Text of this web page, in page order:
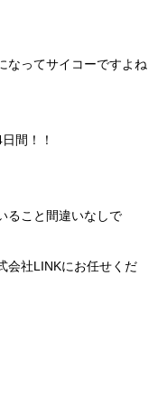
なってサイコーですよね
間！！
ること間違いなしで
会社LINKにお任せくだ